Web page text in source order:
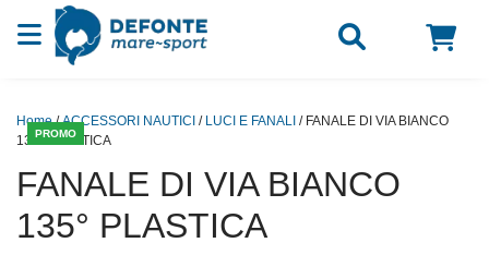
Vai al contenuto
PROMO
Home/ACCESSORI NAUTICI / LUCI E FANALI / FANALE DI VIA BIANCO
135° PLASTICA
FANALE DI VIA BIANCO
135° PLASTICA